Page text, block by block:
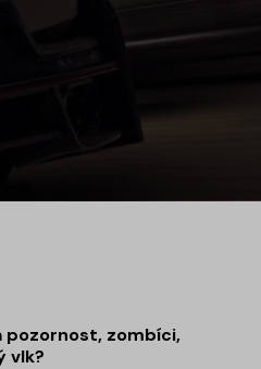
pozornost, zombíci,
vlk?